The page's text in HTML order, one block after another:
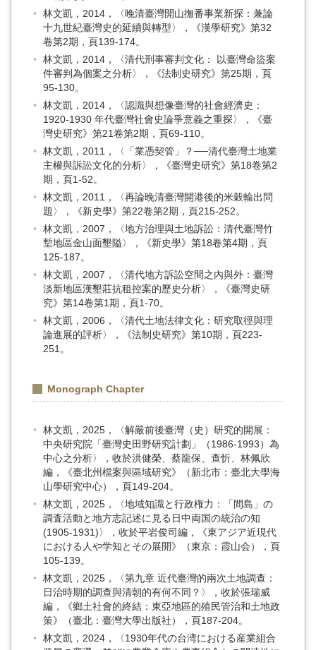
林文凱，2014，〈晚清臺灣開山撫番事業新探：兼論
十九世紀臺灣史的延續與轉型〉，《漢學研究》第32
卷第2期，頁139-174。
林文凱，2014，〈清代刑事審判文化： 以臺灣命盜案
件審判為個案之分析〉，《法制史研究》第25期，頁
95-130。
林文凱，2014，〈認識與想像臺灣的社會經濟史：
1920-1930 年代臺灣社會史論爭意義之重探〉，《臺
灣史研究》第21卷第2期，頁69-110。
林文凱，2011，〈「業憑契管」？──清代臺灣土地業
主權與訴訟文化的分析〉，《臺灣史研究》第18卷第2
期，頁1-52。
林文凱，2011，〈再論晚清臺灣開港後的米穀輸出問
題〉，《新史學》第22卷第2期，頁215-252。
林文凱，2007，〈地方治理與土地訴訟：清代臺灣竹
塹地區金山面墾隘〉，《新史學》第18卷第4期，頁
125-187。
林文凱，2007，〈清代地方訴訟空間之內與外：臺灣
淡新地區漢墾莊抗租控案的歷史分析〉，《臺灣史研
究》第14卷第1期，頁1-70。
林文凱，2006，〈清代土地法律文化：研究取徑與理
論進展的評析〉，《法制史研究》第10期，頁223-
251。
Monograph Chapter
林文凱，2025，〈解嚴前後臺灣（史）研究的開展：
中央研究院「臺灣史田野研究計劃」（1986-1993）為
中心之分析〉，收於洪健榮、蔡龍保、查忻、林佩欣
編，《臺北州檔案與區域研究》（新北市：臺北大學海
山學研究中心），頁149-204。
林文凱，2025，〈地域知識と行政権力：「間島」の
調査活動と地方志記述に見る日中両国の統治の知
(1905-1931)〉，收於平岩俊司編，《東アジア近現代
における人や学知とその展開》（東京：霞山会），頁
105-139。
林文凱，2025，〈第九章 近代臺灣的兩次土地調查：
日治時期的調查與清朝的有何不同？〉，收於張瑞威
編，《鄉土社會的終結：東亞地區的殖民管治和土地政
策》（臺北：臺灣大學出版社），頁187-204。
林文凱，2024，〈1930年代の台湾における産業組合